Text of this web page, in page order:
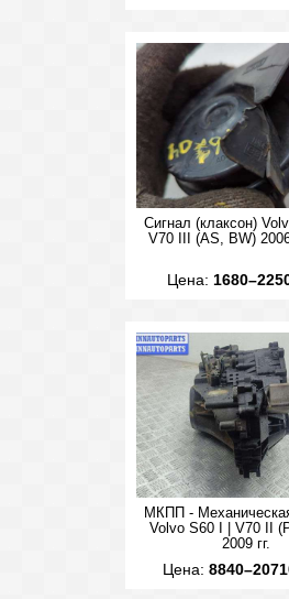
Сигнал (клаксон)
V70 III (AS, BW)
Цена:
МКПП -
Volvo S60 I | V70 II
2009 гг.
Цена: